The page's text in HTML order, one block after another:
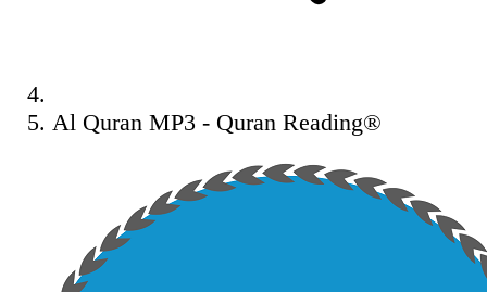
Al Quran MP3 - Quran Reading®